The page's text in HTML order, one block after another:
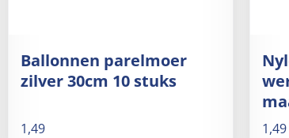
Ballonnen parelmoer
zilver 30cm 10 stuks
1,49 1,49